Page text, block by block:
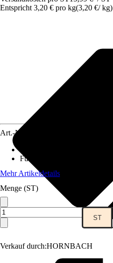
Entspricht 3,20 € pro kg(3,20 €/ kg)
Verkauf durch:HORNBACH
Art.-Nr.
Futtermittelart
Mehr Artikeldetails
Menge (ST)
ST